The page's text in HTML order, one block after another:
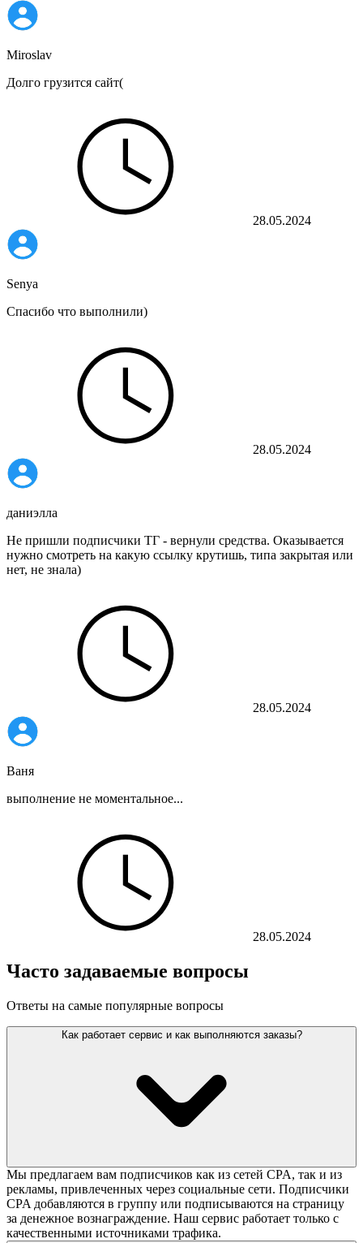
Miroslav
Долго грузится сайт(
28.05.2024
Senya
Спасибо что выполнили)
28.05.2024
даниэлла
Не пришли подписчики ТГ - вернули средства. Оказывается
нужно смотреть на какую ссылку крутишь, типа закрытая или
нет, не знала)
28.05.2024
Ваня
выполнение не моментальное...
28.05.2024
Часто задаваемые вопросы
Ответы на самые популярные вопросы
Как работает сервис и как выполняются заказы?
Мы предлагаем вам подписчиков как из сетей CPA, так и из
рекламы, привлеченных через социальные сети. Подписчики
CPA добавляются в группу или подписываются на страницу
за денежное вознаграждение. Наш сервис работает только с
качественными источниками трафика.